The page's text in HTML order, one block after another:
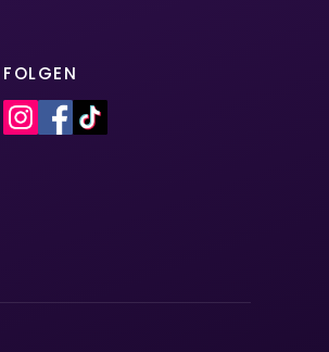
FOLGEN